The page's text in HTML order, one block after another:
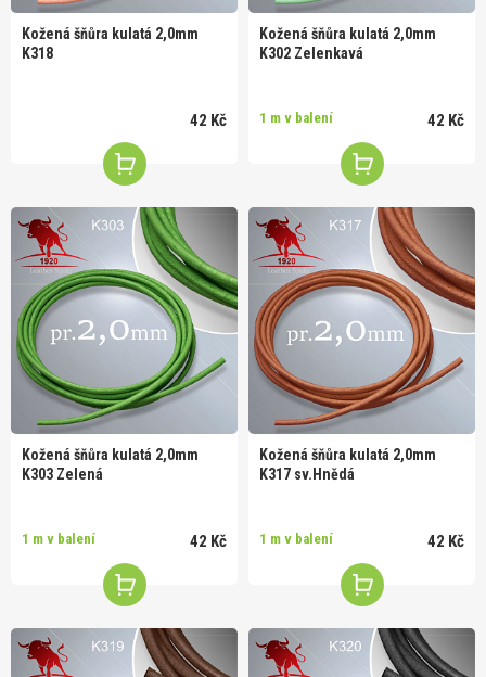
Kožená šňůra kulatá 2,0mm
K318
42 Kč
Kožená šňůra kulatá 2,0mm
K302 Zelenkavá
1 m v balení 42 Kč
Kožená šňůra kulatá 2,0mm
K303 Zelená
1 m v balení 42 Kč
Kožená šňůra kulatá 2,0mm
K317 sv.Hnědá
1 m v balení 42 Kč